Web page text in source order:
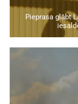
Pieprasa glābt